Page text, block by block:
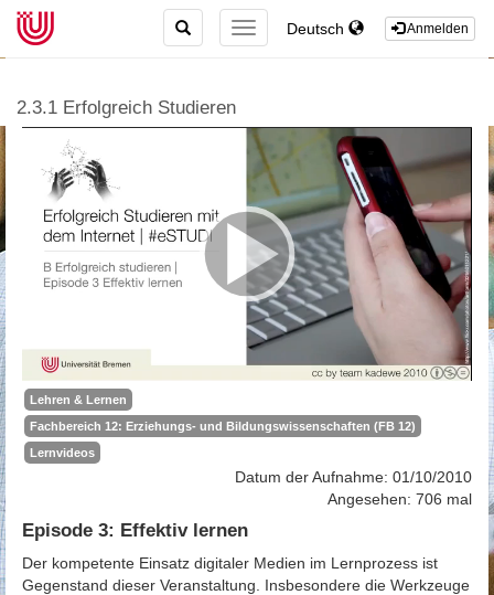
Anmelden
Deutsch
TOGGLE
NAVIGATION
TOGGLE
SEARCH
2.3.1 Erfolgreich Studieren
Lehren & Lernen
Fachbereich 12: Erziehungs- und Bildungswissenschaften (FB 12)
Lernvideos
Datum der Aufnahme: 01/10/2010
Angesehen: 706 mal
Episode 3: Effektiv lernen
Der kompetente Einsatz digitaler Medien im Lernprozess ist
Gegenstand dieser Veranstaltung. Insbesondere die Werkzeuge